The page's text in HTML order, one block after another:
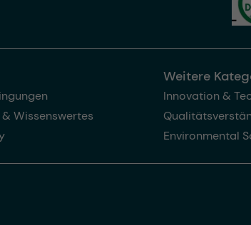
Wissenswertes
Weitere
Innovation &
Environmental